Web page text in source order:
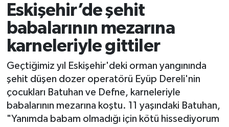
Eskişehir’de şehit
babalarının mezarına
karneleriyle gittiler
Geçtiğimiz yıl Eskişehir'deki orman yangınında
şehit düşen dozer operatörü Eyüp Dereli'nin
çocukları Batuhan ve Defne, karneleriyle
babalarının mezarına koştu. 11 yaşındaki Batuhan,
"Yanımda babam olmadığı için kötü hissediyorum
SPOR
YAŞAM
Son Dakika Haberleri
Haber Arşivi